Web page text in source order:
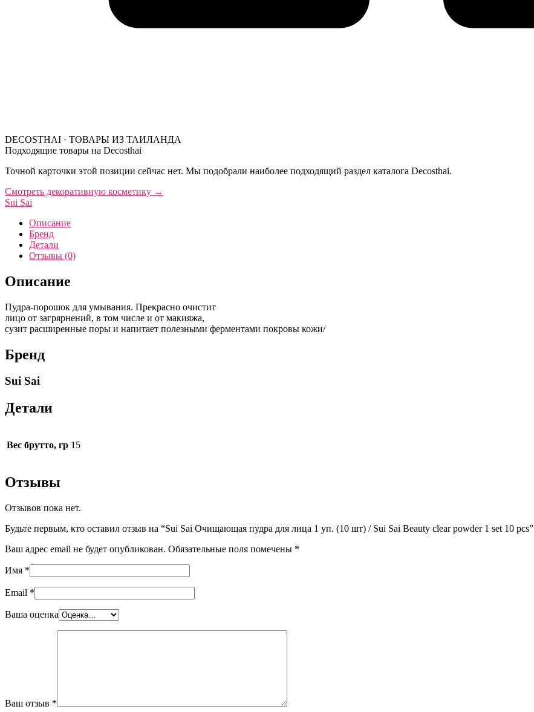
DECOSTHAI · ТОВАРЫ ИЗ ТАИЛАНДА
Подходящие товары на Decosthai
Точной карточки этой позиции сейчас нет. Мы подобрали наиболее подходящий раздел каталога Decosthai.
Смотреть декоративную косметику →
Sui Sai
Описание
Бренд
Детали
Отзывы (0)
Описание
Пудра-порошок для умывания. Прекрасно очистит
лицо от загряpнений, в том числе и от макияжа,
сузит расширенные поры и напитает полезными ферментами покровы кожи/
Бренд
Sui Sai
Детали
Вес брутто, гр 15
Отзывы
Отзывов пока нет.
Будьте первым, кто оставил отзыв на “Sui Sai Очищающая пудра для лица 1 уп. (10 шт) / Sui Sai Beauty clear powder 1 set 10 pcs”
Ваш адрес email не будет опубликован. Обязательные поля помечены *
Имя *
Email *
Ваша оценка
Ваш отзыв *